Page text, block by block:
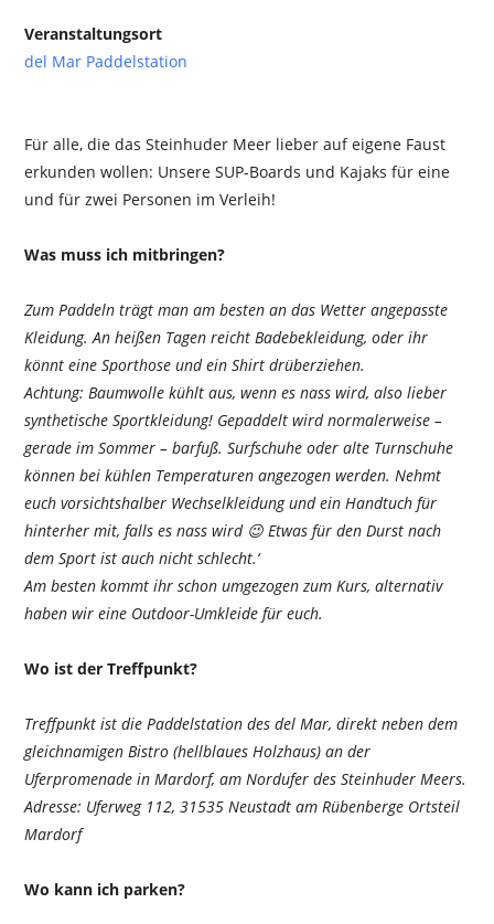
Veranstaltungsort
del Mar Paddelstation
Für alle, die das Steinhuder Meer lieber auf eigene Faust
erkunden wollen: Unsere SUP-Boards und Kajaks für eine
und für zwei Personen im Verleih!
Was muss ich mitbringen?
Zum Paddeln trägt man am besten an das Wetter angepasste
Kleidung. An heißen Tagen reicht Badebekleidung, oder ihr
könnt eine Sporthose und ein Shirt drüberziehen.
Achtung: Baumwolle kühlt aus, wenn es nass wird, also lieber
synthetische Sportkleidung! Gepaddelt wird normalerweise –
gerade im Sommer – barfuß. Surfschuhe oder alte Turnschuhe
können bei kühlen Temperaturen angezogen werden. Nehmt
euch vorsichtshalber Wechselkleidung und ein Handtuch für
hinterher mit, falls es nass wird 😉 Etwas für den Durst nach
dem Sport ist auch nicht schlecht.‘
Am besten kommt ihr schon umgezogen zum Kurs, alternativ
haben wir eine Outdoor-Umkleide für euch.
Wo ist der Treffpunkt?
Treffpunkt ist die Paddelstation des del Mar, direkt neben dem
gleichnamigen Bistro (hellblaues Holzhaus) an der
Uferpromenade in Mardorf, am Nordufer des Steinhuder Meers.
Adresse: Uferweg 112, 31535 Neustadt am Rübenberge Ortsteil
Mardorf
Wo kann ich parken?